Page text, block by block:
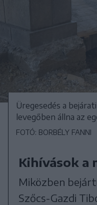
Üregesedés a
levegőben állna az
FOTÓ: BORBÉLY FANNI
Kihívások a
Miközben
Szőcs-Gazdi